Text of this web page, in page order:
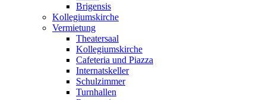
Brigensis
Kollegiumskirche
Vermietung
Theatersaal
Kollegiumskirche
Cafeteria und Piazza
Internatskeller
Schulzimmer
Turnhallen